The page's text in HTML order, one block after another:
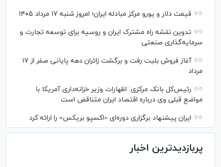
قیمت دلار و یورو مرکز مبادله ایران؛ امروز شنبه ۱۷ مرداد ۱۴۰۵
تدوین نقشه راه مشترک ایران و روسیه برای توسعه تجارت و
سرمایه‌گذاری صنعتی
آغاز فروش بلیت رفت و برگشت زائران دهه پایانی صفر از ۱۷
مرداد
رئیس‌کل بانک مرکزی: اظهارات وزیر خزانه‌داری آمریکا با
مواضع قبلی وی درباره اقتصاد ایران متناقض است
ایران پیشنهاد برگزاری دوره‌ای «اکسپو بریکس» را ارائه کرد
پربازدیدترین اخبار